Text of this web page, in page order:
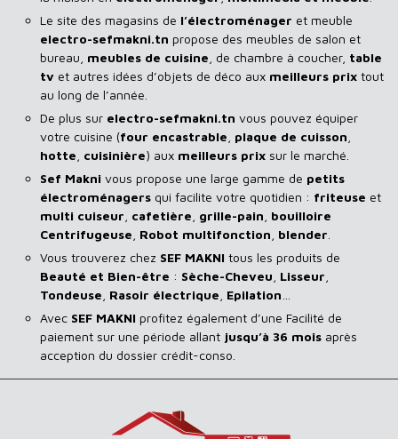
Le site des magasins de l’électroménager et meuble
electro-sefmakni.tn propose des meubles de salon et
bureau, meubles de cuisine , de chambre à coucher, table
tv et autres idées d’objets de déco aux meilleurs prix tout
au long de l’année.
De plus sur electro-sefmakni.tn vous pouvez équiper
votre cuisine (four encastrable plaque de cuisson
hotte cuisinière) aux meilleurs prix sur le marché.
Sef Makni vous propose une large gamme de petits
électroménagers qui facilite votre quotidien : friteuse et
multi cuiseur cafetière grille-pain bouilloire
Centrifugeuse Robot multifonction blender
Vous trouverez chez SEF MAKNI tous les produits de
Beauté et Bien-être : Sèche-Cheveu Lisseur
Tondeuse Rasoir électrique Epilation
Avec SEF MAKNI profitez également d’une Facilité de
paiement sur une période allant jusqu’à 36 mois après
acception du dossier crédit-conso.